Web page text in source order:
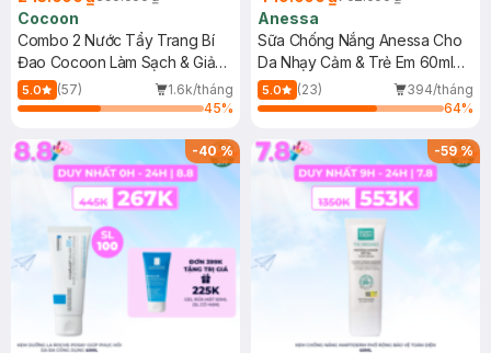
Cocoon
Combo 2 Nước Tẩy Trang Bí
Đao Cocoon Làm Sạch & Giảm
Dầu 500ml
5.0 (57)
1.6k/tháng
45%
Anessa
Sữa Chống Nắng Anessa Cho
Da Nhạy Cảm & Trẻ Em 60ml
(Mới)
5.0 (23)
394/tháng
64%
-40% -59%